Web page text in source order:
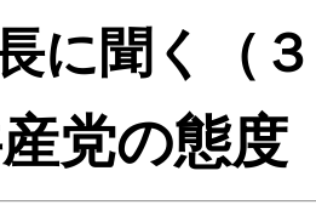
に聞く（
党の態度